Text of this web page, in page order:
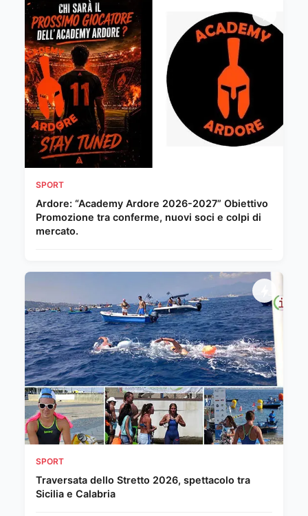
SPORT
Ardore: “Academy Ardore 2026-2027” Obiettivo
Promozione tra conferme, nuovi soci e colpi di
mercato.
SPORT
Traversata dello Stretto 2026, spettacolo tra
Sicilia e Calabria